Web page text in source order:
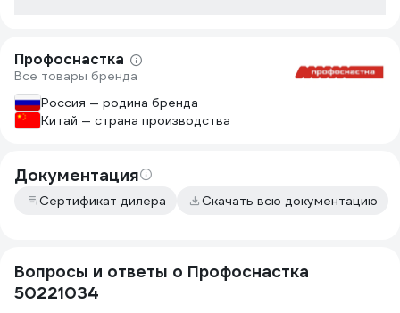
Профоснастка
Все товары бренда
Россия — родина бренда
Китай — страна производства
Документация
Сертификат дилера Скачать всю документацию
Вопросы и ответы о Профоснастка
50221034